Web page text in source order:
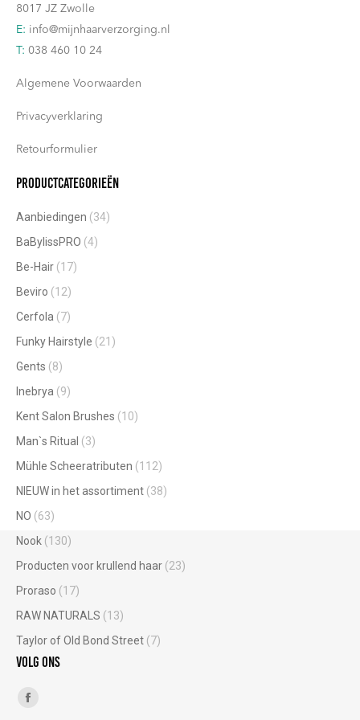
8017 JZ Zwolle
E: info@mijnhaarverzorging.nl
T: 038 460 10 24
Algemene Voorwaarden
Privacyverklaring
Retourformulier
Productcategorieën
Aanbiedingen (34)
BaBylissPRO (4)
Be-Hair (17)
Beviro (12)
Cerfola (7)
Funky Hairstyle (21)
Gents (8)
Inebrya (9)
Kent Salon Brushes (10)
Man`s Ritual (3)
Mühle Scheeratributen (112)
NIEUW in het assortiment (38)
NO (63)
Nook (130)
Producten voor krullend haar (23)
Proraso (17)
RAW NATURALS (13)
Taylor of Old Bond Street (7)
Volg ons
Vind ons op:
Facebook